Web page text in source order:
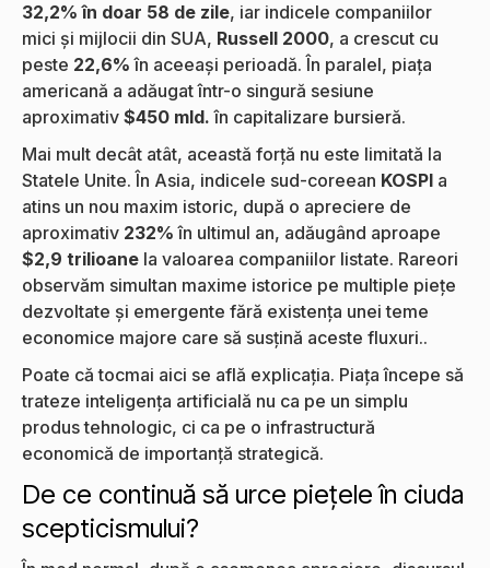
32,2% în doar 58 de zile, iar indicele companiilor
mici și mijlocii din SUA, Russell 2000, a crescut cu
peste 22,6% în aceeași perioadă. În paralel, piața
americană a adăugat într-o singură sesiune
aproximativ $450 mld. în capitalizare bursieră.
Mai mult decât atât, această forță nu este limitată la
Statele Unite. În Asia, indicele sud-coreean KOSPI a
atins un nou maxim istoric, după o apreciere de
aproximativ 232% în ultimul an, adăugând aproape
$2,9 trilioane la valoarea companiilor listate. Rareori
observăm simultan maxime istorice pe multiple piețe
dezvoltate și emergente fără existența unei teme
economice majore care să susțină aceste fluxuri..
Poate că tocmai aici se află explicația. Piața începe să
trateze inteligența artificială nu ca pe un simplu
produs tehnologic, ci ca pe o infrastructură
economică de importanță strategică.
De ce continuă să urce piețele în ciuda
scepticismului?